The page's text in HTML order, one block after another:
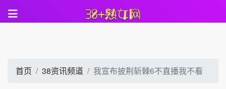
首页 38资讯频道 我宣布披荆斩棘6不直播我不看